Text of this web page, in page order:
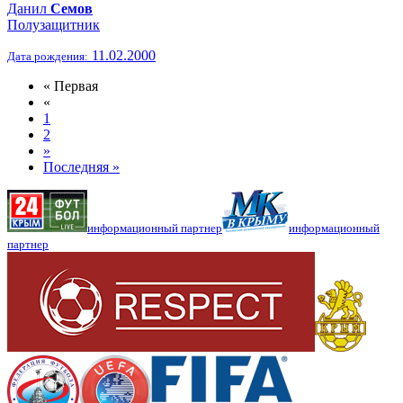
Данил Семов
Полузащитник
Дата рождения: 11.02.2000
« Первая
«
1
2
»
Последняя »
информационный партнер
информационный
партнер